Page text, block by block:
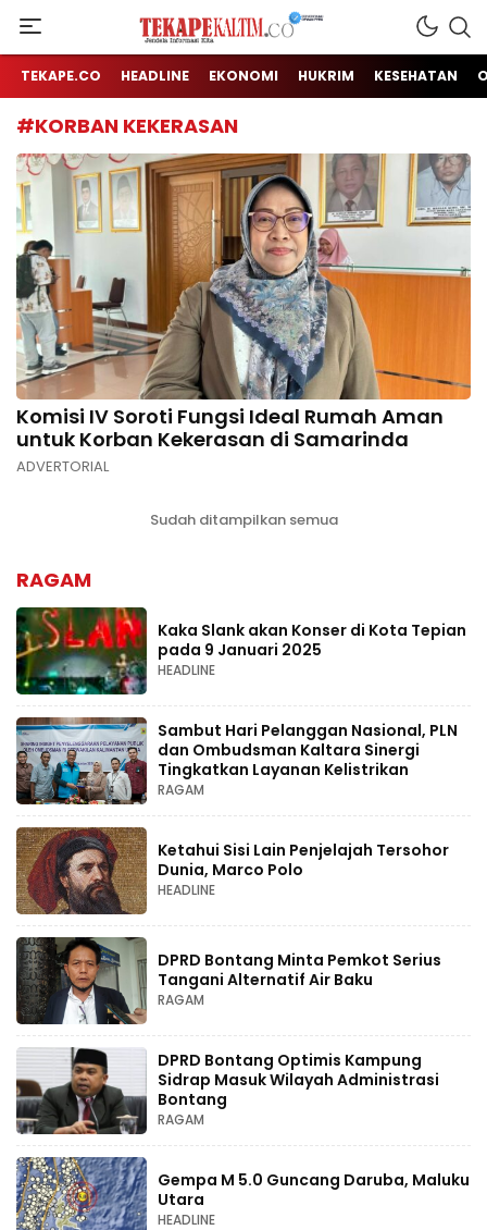
TEKAPE KALTIM
Jendela Informasi Kita
TEKAPE.CO HEADLINE EKONOMI HUKRIM KESEHATAN
#KORBAN KEKERASAN
Komisi IV Soroti Fungsi Ideal Rumah Aman
untuk Korban Kekerasan di Samarinda
ADVERTORIAL
Sudah ditampilkan semua
RAGAM
Kaka Slank akan Konser di Kota Tepian
pada 9 Januari 2025
HEADLINE
Sambut Hari Pelanggan Nasional, PLN
dan Ombudsman Kaltara Sinergi
Tingkatkan Layanan Kelistrikan
RAGAM
Ketahui Sisi Lain Penjelajah Tersohor
Dunia, Marco Polo
HEADLINE
DPRD Bontang Minta Pemkot Serius
Tangani Alternatif Air Baku
RAGAM
DPRD Bontang Optimis Kampung
Sidrap Masuk Wilayah Administrasi
Bontang
RAGAM
Gempa M 5.0 Guncang Daruba, Maluku
Utara
HEADLINE